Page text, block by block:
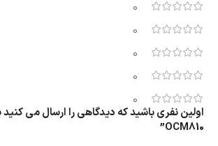
0
0
0
0
0
اولین نفری باشید که دیدگاهی را ارسال می
OCM810”